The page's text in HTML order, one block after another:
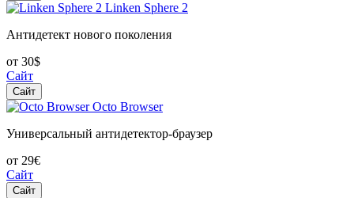
Linken Sphere 2
Антидетект нового поколения
от 30$
Сайт
Сайт
Octo Browser
Универсальный антидетектор-браузер
от 29€
Сайт
Сайт